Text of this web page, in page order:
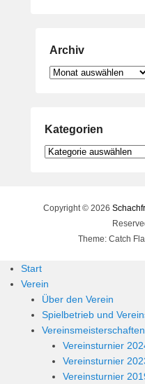
Archiv
Archiv
Kategorien
Kategorien
Copyright © 2026
Theme: Catch
Start
Verein
Über den Verein
Spielbetrieb und
Vereinsmeisterschaften
Vereinsturnier
Vereinsturnier
Vereinsturnier